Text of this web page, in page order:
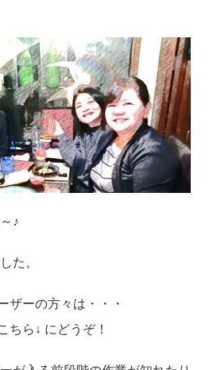
♪
た。
ザーの方々は・・・
ちら↓ にどうぞ！